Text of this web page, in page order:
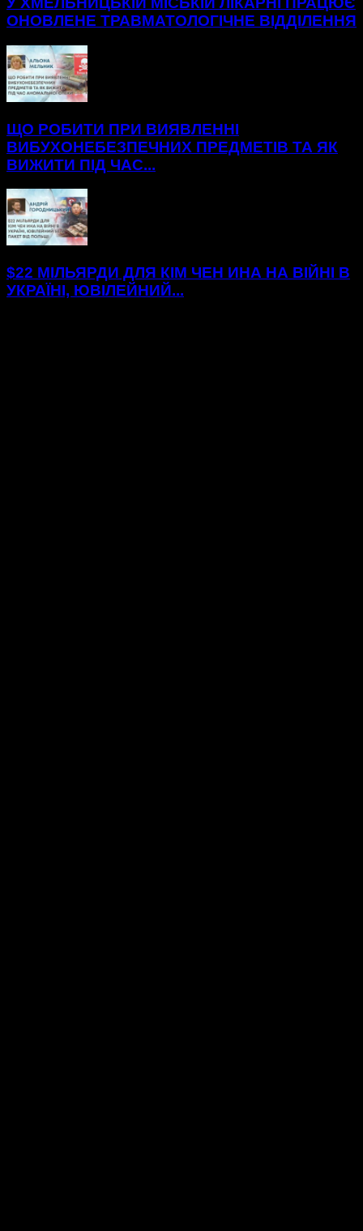
ОНОВЛЕНЕ ТРАВМАТОЛОГІЧНЕ ВІДДІЛЕННЯ
ЩО РОБИТИ ПРИ ВИЯВЛЕННІ
ВИБУХОНЕБЕЗПЕЧНИХ ПРЕДМЕТІВ ТА ЯК
ВИЖИТИ ПІД ЧАС...
$22 МІЛЬЯРДИ ДЛЯ КІМ ЧЕН ИНА НА ВІЙНІ В
УКРАЇНІ, ЮВІЛЕЙНИЙ...